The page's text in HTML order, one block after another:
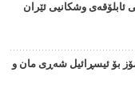
ئابلۆقەی وشکانیی ئێران
بۆ ئیسڕائیل شەڕی مان و